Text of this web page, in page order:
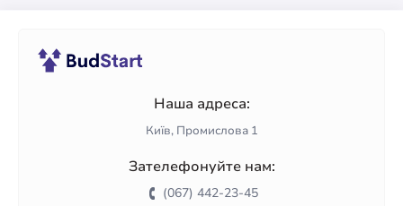
Наша адреса:
Київ, Промислова 1
Зателефонуйте нам:
(067) 442-23-45